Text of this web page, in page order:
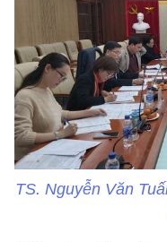
TS. Nguyễn Văn